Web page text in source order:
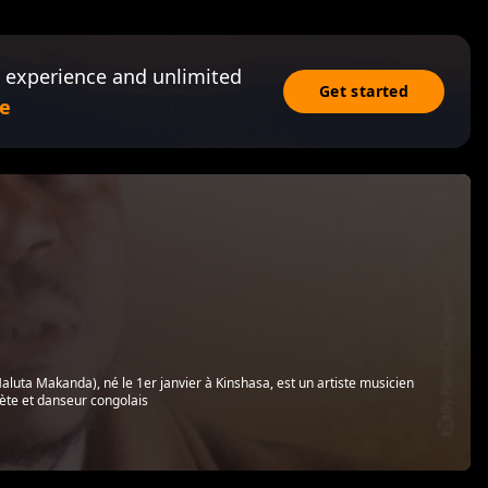
and unlimited
Get started
Makanda), né le 1er janvier à Kinshasa, est un artiste musicien
et danseur congolais